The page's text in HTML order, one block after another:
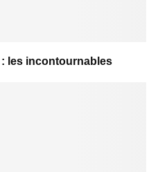
les incontournables